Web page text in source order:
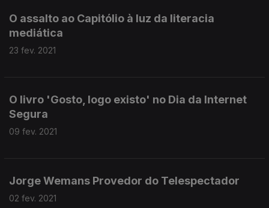
O assalto ao Capitólio à luz da literacia
mediática
23 fev. 2021
O livro 'Gosto, logo existo' no Dia da Internet
Segura
09 fev. 2021
Jorge Wemans Provedor do Telespectador
02 fev. 2021